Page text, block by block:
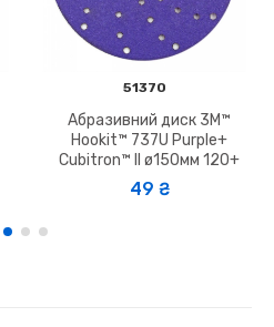
51370
Абразивний диск 3M™
Hookit™ 737U Purple+
Cubitron™ II ø150мм 120+
49 ₴